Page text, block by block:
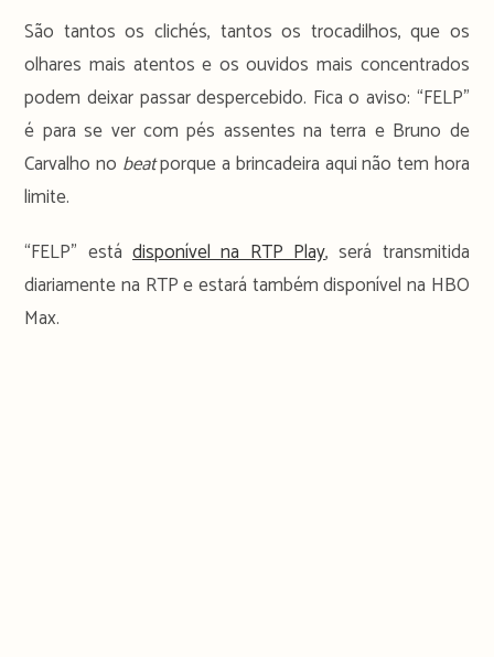
São tantos os clichés, tantos os trocadilhos, que os
olhares mais atentos e os ouvidos mais concentrados
podem deixar passar despercebido. Fica o aviso: “FELP”
é para se ver com pés assentes na terra e Bruno de
Carvalho no beatporque a brincadeira aqui não tem hora
limite.
“FELP” estádisponível na RTP Play, será transmitida
diariamente na RTP e estará também disponível na HBO
Max.